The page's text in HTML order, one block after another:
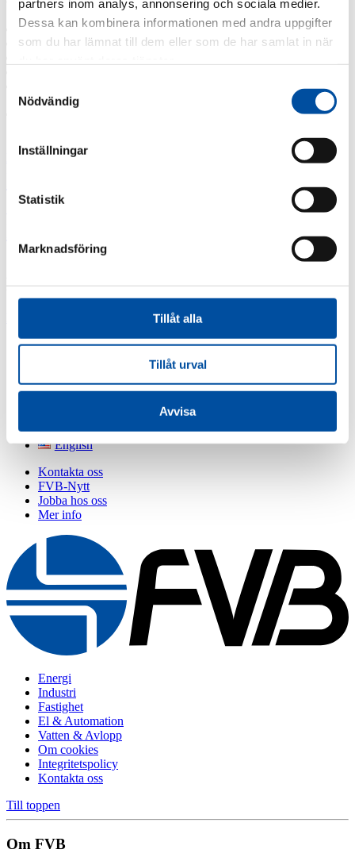
partners inom analys, annonsering och sociala medier.
Dessa kan kombinera informationen med andra uppgifter
som du har lämnat till dem eller som de har samlat in när
Nödvändig
Inställningar
Statistik
Marknadsföring
Tillåt alla
Tillåt urval
Avvisa
2024
2023
Eskilstuna Strängnäs Energi och Miljö Mälarenergi Oujé-
SFAB and FVB together for 50 years
SFAB och FVB tillsammans i 50 år
FVB importerade fjärrkylan till Sverige
Om FVB
FVB-Nytt som pdf
Integritetspolicy
English
Kontakta oss
FVB-Nytt
Jobba hos oss
Mer info
Energi
Industri
Fastighet
El & Automation
Vatten & Avlopp
Om cookies
Integritetspolicy
Kontakta oss
Till toppen
Om FVB